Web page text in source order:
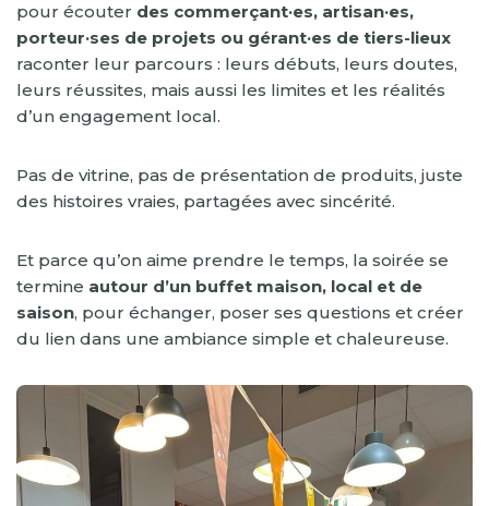
pour écouter des commerçant·es, artisan·es,
porteur·ses de projets ou gérant·es de tiers-lieux
raconter leur parcours : leurs débuts, leurs doutes,
leurs réussites, mais aussi les limites et les réalités
d’un engagement local.
Pas de vitrine, pas de présentation de produits, juste
des histoires vraies, partagées avec sincérité.
Et parce qu’on aime prendre le temps, la soirée se
termine autour d’un buffet maison, local et de
saison, pour échanger, poser ses questions et créer
du lien dans une ambiance simple et chaleureuse.